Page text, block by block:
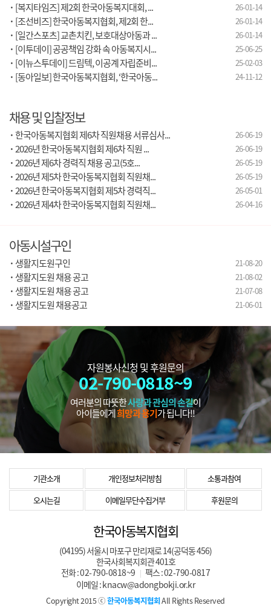
· [복지타임즈] 제2회 한국아동복지대회, ... 26-01-14
· [조선비즈] 한국아동복지협회, 제2회 한... 26-01-14
· [일간스포츠] 교촌치킨, 보호대상아동과 ... 26-01-14
· [이투데이] 공공책임 강화 속 아동복지시... 25-06-25
· [이뉴스투데이] 드림텍, 이공계 자립준비... 25-02-03
· [동아일보] 한국아동복지협회, ‘한국아동... 24-11-12
채용 및 입찰정보
·한국아동복지협회 제6차 직원채용 서류심사... 26-06-19
·2026년 한국아동복지협회 제6차 직원 ... 26-06-19
·2026년 제6차 경력직 채용 공고(5호... 26-05-19
·2026년 제5차 한국아동복지협회 직원채... 26-05-19
·2026년 한국아동복지협회 제5차 경력직... 26-05-01
·2026년 제4차 한국아동복지협회 직원채... 26-04-16
아동시설구인
· 생활지도원구인 21-08-20
· 생활지도원 채용 공고 21-08-02
· 생활지도원 채용 공고 21-07-08
· 생활지도원 채용공고 21-06-01
자원봉사신청 및 후원문의
02-790-0818~9
여러분의 따뜻한사랑과 관심의 손길이
아이들에게희망과 용기가 됩니다!!
기관소개 개인정보처리방침
소통과참여
오시는길
이메일무단수집거부 후원문의
한국아동복지협회
(04195) 서울시 마포구 만리재로 14(공덕동 456)
한국사회복지회관 401호
전화 :02-790-0818~9 팩스 :02-790-0817
이메일 :knacw@adongbokji.or.kr
Copyright 2015 ⓒ한국아동복지협회All Rights Reserved